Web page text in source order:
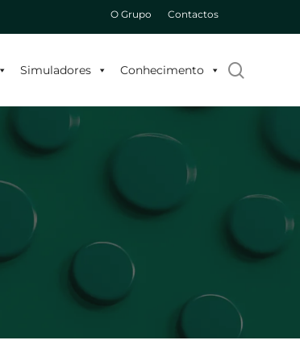
O Grupo Contactos
Simuladores Conhecimento